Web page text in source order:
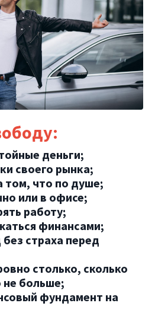
деньги;
своего рынка;
том, что по душе;
или в офисе;
работу;
финансами;
страха перед
столько, сколько
не больше;
фундамент на